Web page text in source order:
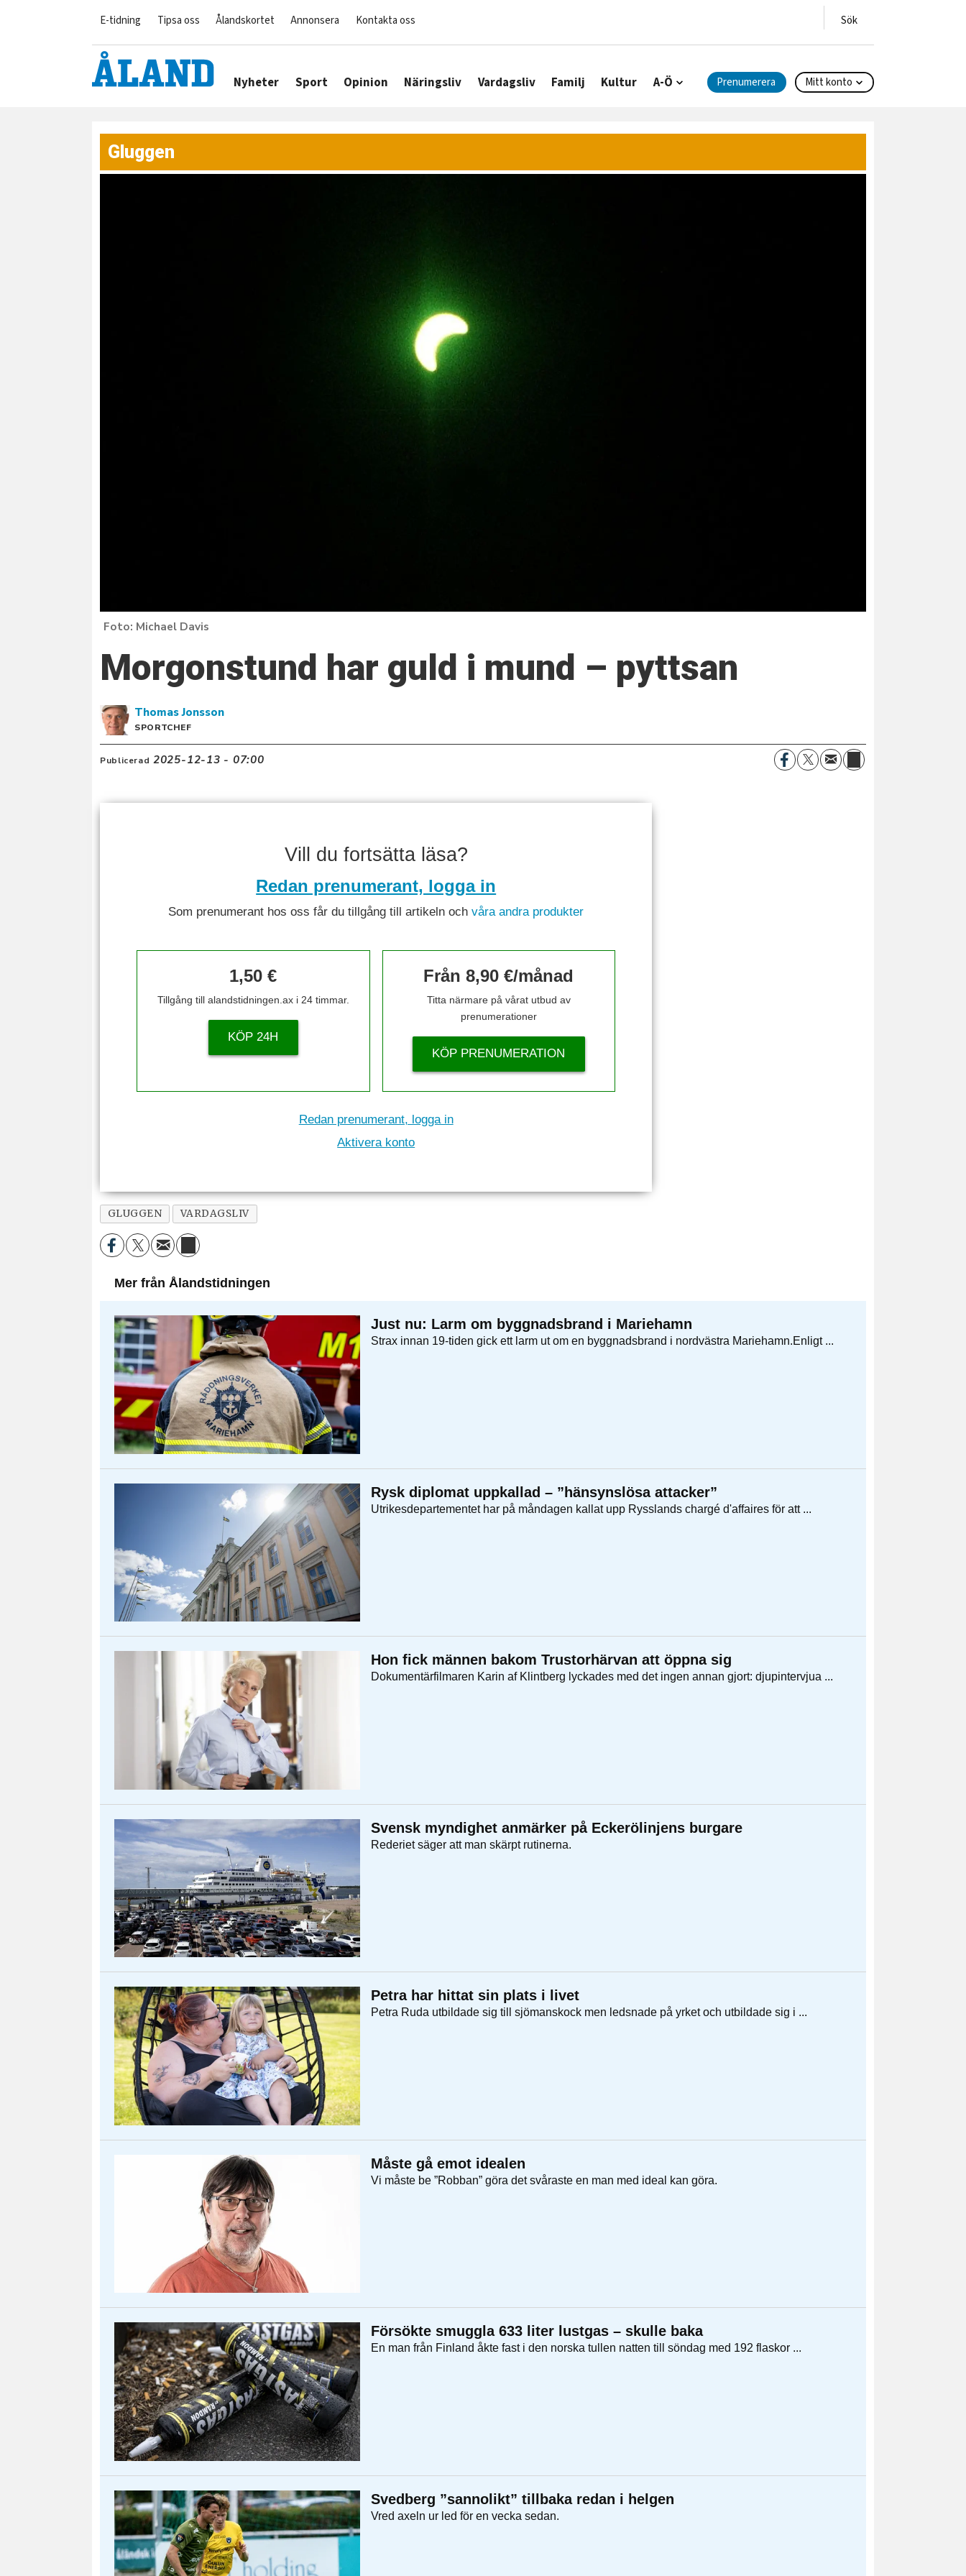
E-tidning Tipsa oss Ålandskortet Annonsera Kontakta oss
Nyheter Sport Opinion Näringsliv Vardagsliv Familj Kultur A-Ö Prenumerera Mitt konto
Gluggen
Michael Davis
Morgonstund har guld i mund – pyttsan
Thomas Jonsson
SPORTCHEF
Publicerad 2025-12-13 - 07:00
Vill du fortsätta läsa?
Redan prenumerant, logga in
Som prenumerant hos oss får du tillgång till artikeln ochvåra andra produkter
1,50 €
Tillgång till alandstidningen.ax i 24 timmar.
KÖP 24H
Från 8,90 €/månad
Titta närmare på vårat utbud av
prenumerationer
KÖP PRENUMERATION
Redan prenumerant, logga in
Aktivera konto
GLUGGEN VARDAGSLIV